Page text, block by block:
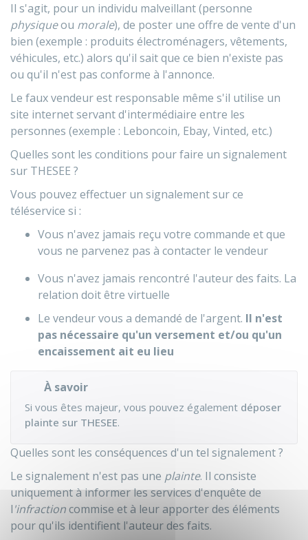
Il s'agit, pour un individu malveillant (personne
physiqueou morale), de poster une offre de vente d'un
bien (exemple : produits électroménagers, vêtements,
véhicules, etc.) alors qu'il sait que ce bien n'existe pas
ou qu'il n'est pas conforme à l'annonce.
Le faux vendeur est responsable même s'il utilise un
site internet servant d'intermédiaire entre les
personnes (exemple : Leboncoin, Ebay, Vinted, etc.)
Quelles sont les conditions pour faire un signalement
sur THESEE ?
Vous pouvez effectuer un signalement sur ce
téléservice si :
Vous n'avez jamais reçu votre commande et que
vous ne parvenez pas à contacter le vendeur
Vous n'avez jamais rencontré l'auteur des faits. La
relation doit être virtuelle
Le vendeur vous a demandé de l'argent. Il n'est
pas nécessaire qu'un versement et/ou qu'un
encaissement ait eu lieu
À savoir
Si vous êtes majeur, vous pouvez également déposer
plainte sur THESEE.
Quelles sont les conséquences d'un tel signalement ?
Le signalement n'est pas une plainte. Il consiste
uniquement à informer les services d'enquête de
l'infractioncommise et à leur apporter des éléments
pour qu'ils identifient l'auteur des faits.